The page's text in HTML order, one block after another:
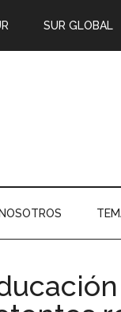
SUR GLOBAL
NOSOTROS